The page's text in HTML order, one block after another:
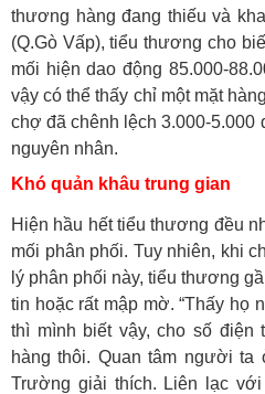
thương hàng đang thiếu và
(Q.Gò Vấp), tiểu thương cho
mối hiện dao động 85.000-
vậy có thể thấy chỉ một mặt
chợ đã chênh lệch 3.000-5.000
nguyên nhân.
Khó quản khâu trung gian
Hiện hầu hết tiểu thương đều
mối phân phối. Tuy nhiên, khi
lý phân phối này, tiểu thương
tin hoặc rất mập mờ. “Thấy họ
thì mình biết vậy, cho số
hàng thôi. Quan tâm người ta
Trường giải thích. Liên lạc